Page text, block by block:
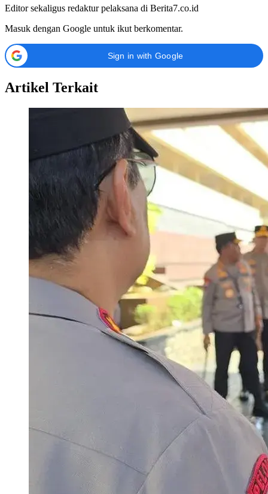
Editor sekaligus redaktur pelaksana di Berita7.co.id
Masuk dengan Google untuk ikut berkomentar.
Sign in with Google
Artikel Terkait